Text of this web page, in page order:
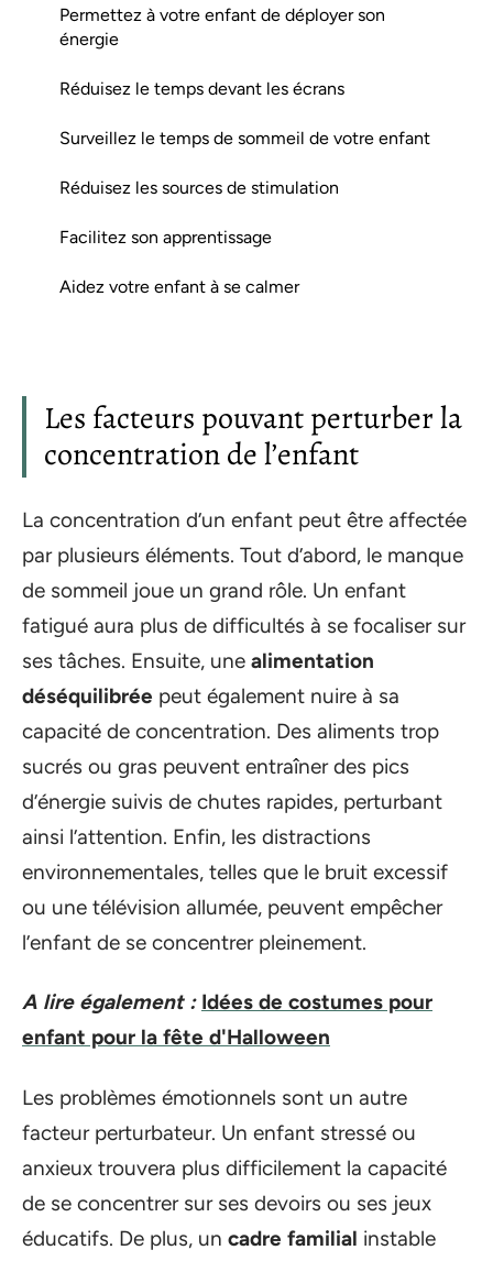
Permettez à votre enfant de déployer son
énergie
Réduisez le temps devant les écrans
Surveillez le temps de sommeil de votre enfant
Réduisez les sources de stimulation
Facilitez son apprentissage
Aidez votre enfant à se calmer
Les facteurs pouvant perturber la
concentration de l’enfant
La concentration d’un enfant peut être affectée
par plusieurs éléments. Tout d’abord, le manque
de sommeil joue un grand rôle. Un enfant
fatigué aura plus de difficultés à se focaliser sur
ses tâches. Ensuite, une alimentation
déséquilibrée peut également nuire à sa
capacité de concentration. Des aliments trop
sucrés ou gras peuvent entraîner des pics
d’énergie suivis de chutes rapides, perturbant
ainsi l’attention. Enfin, les distractions
environnementales, telles que le bruit excessif
ou une télévision allumée, peuvent empêcher
l’enfant de se concentrer pleinement.
A lire également : Idées de costumes pour
enfant pour la fête d'Halloween
Les problèmes émotionnels sont un autre
facteur perturbateur. Un enfant stressé ou
anxieux trouvera plus difficilement la capacité
de se concentrer sur ses devoirs ou ses jeux
éducatifs. De plus, un cadre familial instable